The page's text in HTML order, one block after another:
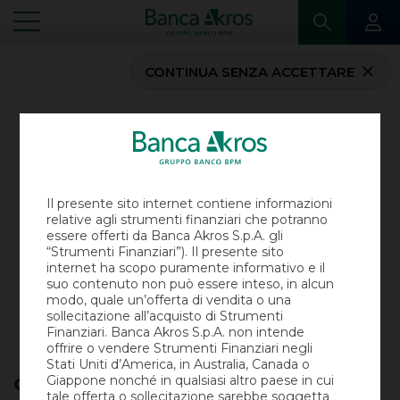
Il presente sito internet contiene informazioni
relative agli strumenti finanziari che potranno
essere offerti da Banca Akros S.p.A. gli
“Strumenti Finanziari”). Il presente sito
internet ha scopo puramente informativo e il
suo contenuto non può essere inteso, in alcun
modo, quale un’offerta di vendita o una
sollecitazione all’acquisto di Strumenti
Finanziari. Banca Akros S.p.A. non intende
offrire o vendere Strumenti Finanziari negli
Stati Uniti d’America, in Australia, Canada o
Giappone nonché in qualsiasi altro paese in cui
tale offerta o sollecitazione sarebbe soggetta
Consenso all’uso di cookie
CONTINUA SENZA ACCETTARE
Documenti relativi a Bilanci e Relazioni di
BancaAkrosS.p.A.
SCOPRI